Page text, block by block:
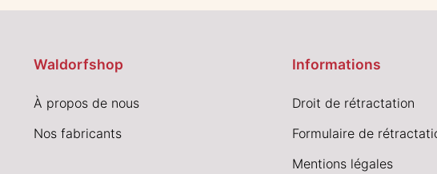
Waldorfshop
À propos de nous
Nos fabricants
Informations
Droit de rétractation
Formulaire de
Mentions légales